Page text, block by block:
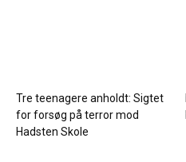
Tre teenagere anholdt: Sigtet
for forsøg på terror mod
Hadsten Skole